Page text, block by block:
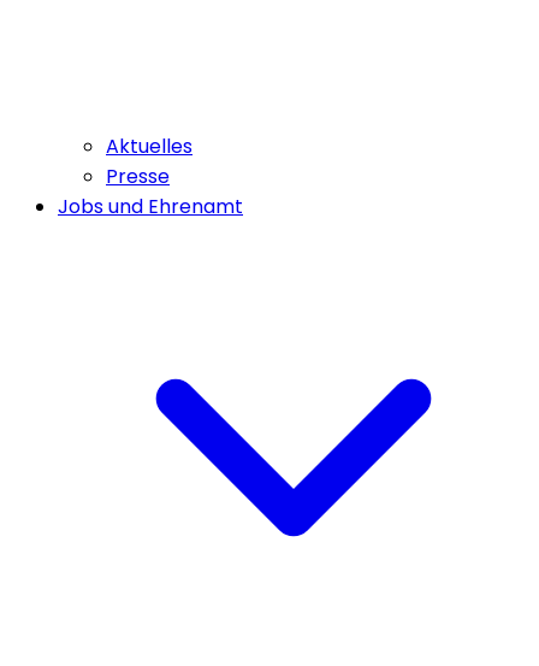
Aktuelles
Presse
Jobs und Ehrenamt